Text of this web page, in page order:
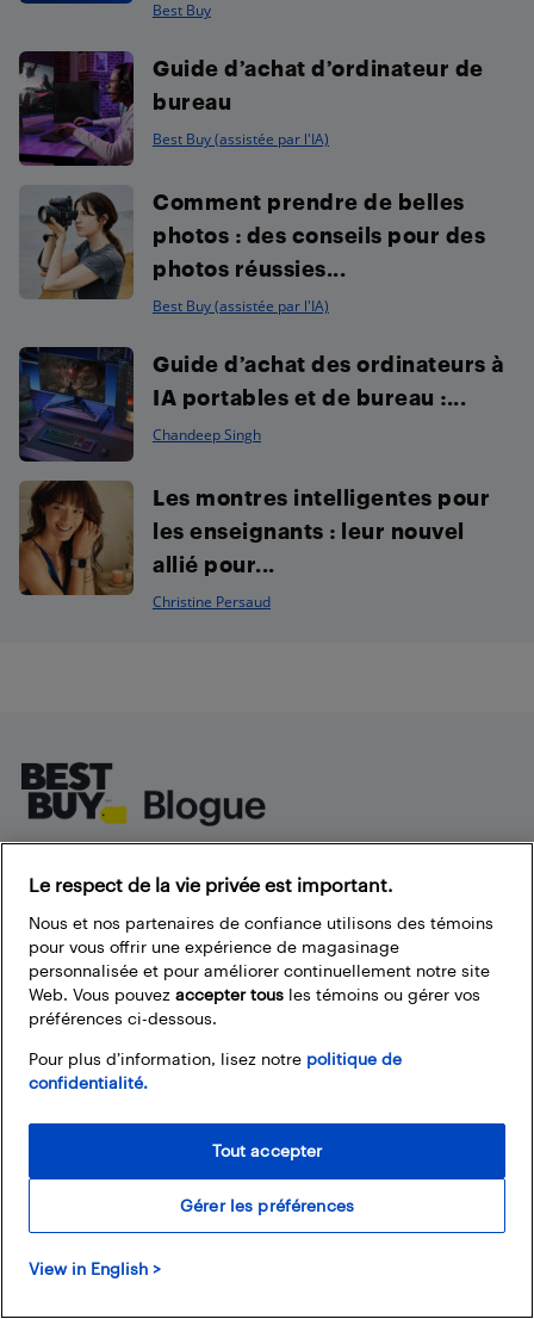
Best Buy
Guide d’achat d’ordinateur de
bureau
Best Buy (assistée par l'IA)
Comment prendre de belles
photos : des conseils pour des
photos réussies...
Best Buy (assistée par l'IA)
Guide d’achat des ordinateurs à
IA portables et de bureau :...
Chandeep Singh
Les montres intelligentes pour
les enseignants : leur nouvel
allié pour...
Christine Persaud
trouver de super articles, participer à des concours et
rejoindre la discussion en proposant vos commentaires.
Partagez vos trucs et conseils sur la technologie, et consultez
les impressions des autres personnes sur les produits
Politique de confidentialité
Le respect de la vie privée est important.
Nous et nos partenaires de confiance utilisons des témoins
pour vous offrir une expérience de magasinage
personnalisée et pour améliorer continuellement notre site
Web. Vous pouvez accepter tous les témoins ou gérer vos
préférences ci-dessous.
Pour plus d’information, lisez notre
View in English >
politique de
confidentialité.
Gérer les préférences
Tout accepter